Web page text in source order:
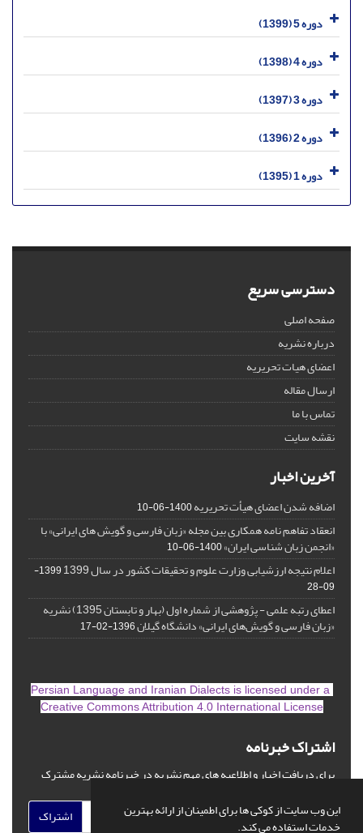
این وب سایت از کوکی ها برای اطمینان از ارائه بهترین
خدمات استفاده می کند.
دوره 5 (1399)
دوره 4 (1398)
دوره 3 (1397)
دوره 2 (1396)
دوره 1 (1395)
دسترسی سریع
صفحه اصلی
درباره نشریه
اعضای هیات تحریریه
ارسال مقاله
تماس با ما
نقشه سایت
آخرین اخبار
اضافه شدن اعضای هیأت تحریریه1400-06-10
انعقاد تفاهم نامه همکاری بین مجله «زبان فارسی و گویش های ایرانی» با
«انجمن زبان شناسی ایران»1400-06-10
اعلام نتیجه ارزشیابی وزارت علوم و تحقیقات کشور در سال 1399
1399-
09-28
اعطای رتبه علمی - پژوهشی از شماره اول (بهار و تابستان 1395) نشریه
«زبان فارسی و گویش‌های ایرانی» دانشگاه گیلان1396-02-17
is licensed under a
Creative Commons Attribution 4.0 International License
اشتراک خبرنامه
برای دریافت اخبار و اطلاعیه های مهم نشریه در خبرنامه نشریه مشترک
اشتراک